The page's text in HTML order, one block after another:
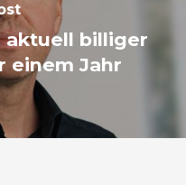
aktuell billiger
einem Jahr